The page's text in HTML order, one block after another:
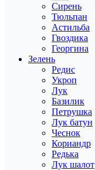
Сирень
Тюльпан
Астильба
Гвоздика
Георгина
Зелень
Редис
Укроп
Лук
Базилик
Петрушка
Лук батун
Чеснок
Кориандр
Редька
Лук шалот